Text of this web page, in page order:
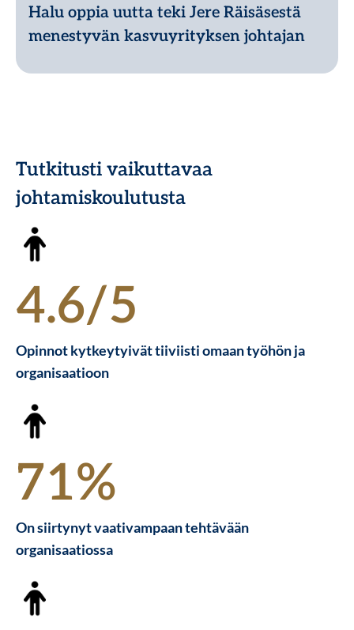
Halu oppia uutta teki Jere Räisäsestä
menestyvän kasvuyrityksen johtajan
Lue lisää
Tutkitusti vaikuttavaa
johtamiskoulutusta
4.6/5
Opinnot kytkeytyivät tiiviisti omaan työhön ja
organisaatioon
71%
On siirtynyt vaativampaan tehtävään
organisaatiossa